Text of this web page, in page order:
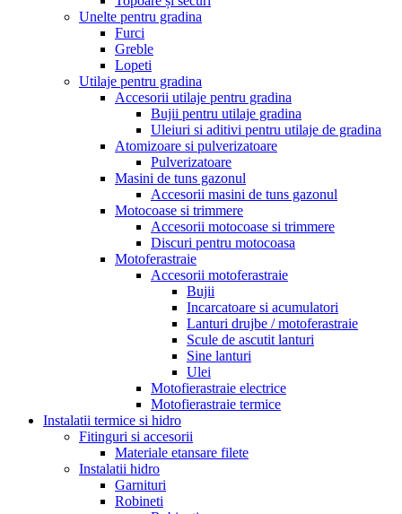
Unelte pentru gradina
Furci
Greble
Lopeti
Utilaje pentru gradina
Accesorii utilaje pentru gradina
Bujii pentru utilaje gradina
Uleiuri si aditivi pentru utilaje de gradina
Atomizoare si pulverizatoare
Pulverizatoare
Masini de tuns gazonul
Accesorii masini de tuns gazonul
Motocoase si trimmere
Accesorii motocoase si trimmere
Discuri pentru motocoasa
Motoferastraie
Accesorii motoferastraie
Bujii
Incarcatoare si acumulatori
Lanturi drujbe / motoferastraie
Scule de ascutit lanturi
Sine lanturi
Ulei
Motofierastraie electrice
Motofierastraie termice
Instalatii termice si hidro
Fitinguri si accesorii
Materiale etansare filete
Instalatii hidro
Garnituri
Robineti